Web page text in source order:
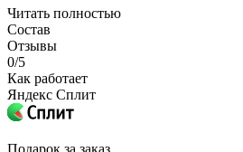
Читать полностью
Состав
Отзывы
0/5
Как работает
Яндекс Сплит
Подарок за заказ